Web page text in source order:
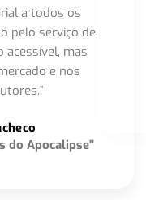
a todos os
pelo serviço de
acessível, mas
e nos
do Apocalipse"